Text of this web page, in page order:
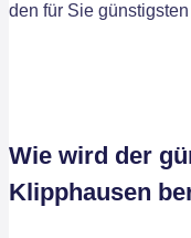
den für Sie
Wie wird der
Klipphausen